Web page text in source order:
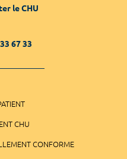
le CHU
67 33
CHU
CONFORME